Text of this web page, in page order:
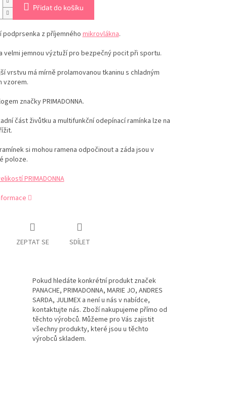
Přidat do košíku
podprsenka z příjemnéhomikrovlákna.
velmi jemnou výztuží pro bezpečný pocitpři sportu.
vrstvu má mírně prolamovanou tkaninu s chladným
vzorem.
značky PRIMADONNA.
část živůtku a multifunkčníodepínací ramínka lze na
si mohou ramena odpočinout a záda jsou v
poloze.
PRIMADONNA
ZEPTAT SE SDÍLET
Pokud hledáte konkrétní produkt značek
PANACHE, PRIMADONNA, MARIE JO, ANDRES
SARDA, JULIMEX a není u nás v nabídce,
kontaktujte nás. Zboží nakupujeme přímo od
těchto výrobců. Můžeme pro Vás zajistit
všechny produkty, které jsou u těchto
výrobců skladem.